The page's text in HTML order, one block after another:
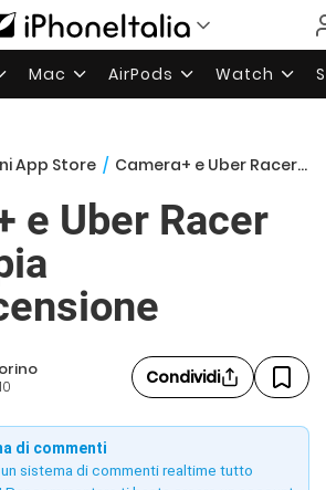
Mac AirPods Watch
App Store / Camera+ e Uber Racer 3D: doppia videorecensione
e Uber Racer
Condividi
di commenti
sistema di commenti realtime tutto